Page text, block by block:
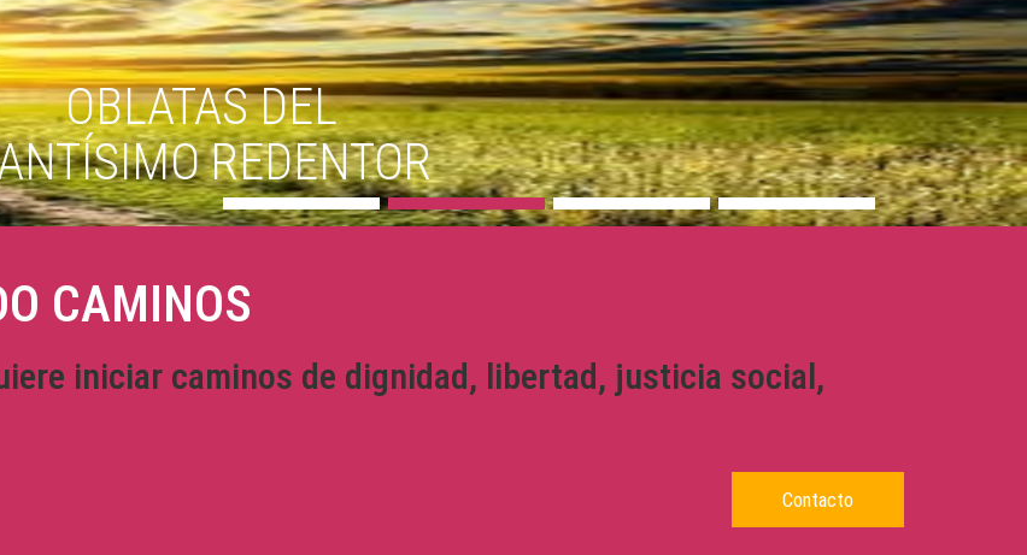
OBLATAS DEL
REDENTOR
CAMINOS
iniciar caminos de dignidad, libertad, justicia social,
Contacto